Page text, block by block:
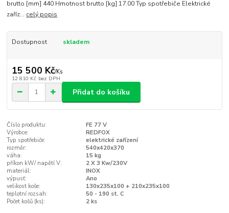
brutto [mm] 440 Hmotnost brutto [kg] 17.00 Typ spotřebiče Elektrické
zaříz... celý popis
Dostupnost skladem
15 500 Kč/Ks
12 810 Kč bez DPH
Přidat do košíku
Číslo produktu:
FE 77 V
Výrobce:
REDFOX
Typ spotřebiče:
elektrické zařízení
rozměr:
540x420x370
váha:
15 kg
příkon kW/ napětí V:
2 X 3 Kw/230V
materiál:
INOX
výpusť:
Ano
velikost koše:
130x235x100 + 210x235x100
teplotní rozsah:
50 - 190 st. C
Počet košů (ks):
2 ks